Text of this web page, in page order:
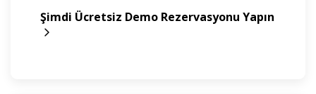
Şimdi Ücretsiz Demo Rezervasyonu Yapın